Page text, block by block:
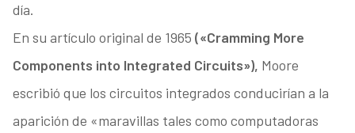
día.
En su artículo original de 1965 («Cramming More
Components into Integrated Circuits»), Moore
escribió que los circuitos integrados conducirían a la
aparición de «maravillas tales como computadoras